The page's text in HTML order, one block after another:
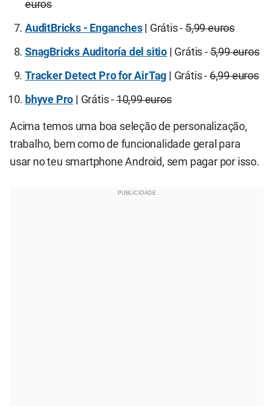
euros
AuditBricks - Enganches| Grátis -5,99 euros
SnagBricks Auditoría del sitio
Grátis -5,99 euros
Tracker Detect Pro for AirTag
Grátis -6,99 euros
bhyve Pro
Grátis -10,99 euros
Acima temos uma boa seleção de personalização,
trabalho, bem como de funcionalidade geral para
usar no teu smartphone Android, sem pagar por isso.